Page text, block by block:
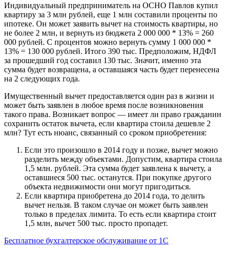
Индивидуальный предприниматель на ОСНО Павлов купил
квартиру за 3 млн рублей, еще 1 млн составили проценты по
ипотеке. Он может заявить вычет на стоимость квартиры, но
не более 2 млн, и вернуть из бюджета 2 000 000 * 13% = 260
000 рублей. С процентов можно вернуть сумму 1 000 000 *
13% = 130 000 рублей. Итого 390 тыс. Предположим, НДФЛ
за прошедший год составил 130 тыс. Значит, именно эта
сумма будет возвращена, а оставшаяся часть будет перенесена
на 2 следующих года.
Имущественный вычет предоставляется один раз в жизни и
может быть заявлен в любое время после возникновения
такого права. Возникает вопрос — имеет ли право гражданин
сохранить остаток вычета, если квартира стоила дешевле 2
млн? Тут есть нюанс, связанный со сроком приобретения:
Если это произошло в 2014 году и позже, вычет можно
разделить между объектами. Допустим, квартира стоила
1,5 млн. рублей. Эта сумма будет заявлена к вычету, а
оставшиеся 500 тыс. останутся. При покупке другого
объекта недвижимости они могут пригодиться.
Если квартира приобретена до 2014 года, то делить
вычет нельзя. В таком случае он может быть заявлен
только в пределах лимита. То есть если квартира стоит
1,5 млн, вычет 500 тыс. просто пропадет.
Бесплатное бухгалтерское обслуживание от 1С